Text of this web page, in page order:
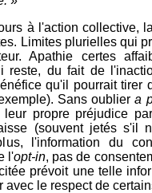
à l'action collective,
Limites plurielles qui
Apathie certes
reste, du fait de
qu'il pourrait tirer
Sans oubliera
propre préjudice
(souvent jetés s'il
l'information du
l'opt-in, pas de
prévoit une telle
le respect de